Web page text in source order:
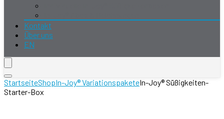
Kontakt
Über uns
EN
StartseiteShopIn-Joy® VariationspaketeIn-Joy® Süßigkeiten-
Starter-Box